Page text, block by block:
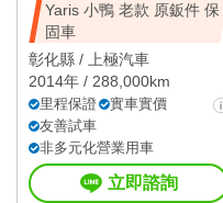
Yaris 小鴨 老款 原鈑件 保
固車
彰化縣 /
上極汽車
2014年 / 288,000km
里程保證
實車實價
友善試車
非多元化營業用車
立即諮詢